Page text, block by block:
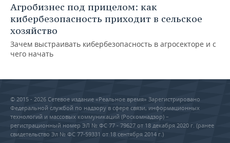
Агробизнес под прицелом: как
кибербезопасность приходит в сельское
хозяйство
Зачем выстраивать кибербезопасность в агросекторе и с
чего начать
© 2015 - 2026 Сетевое издание «Реальное время» Зарегистрировано
Федеральной службой по надзору в сфере связи, информационных
технологий и массовых коммуникаций (Роскомнадзор) –
регистрационный номер ЭЛ № ФС 77 - 79627 от 18 декабря 2020 г. (ранее
свидетельство Эл № ФС 77-59331 от 18 сентября 2014 г.)